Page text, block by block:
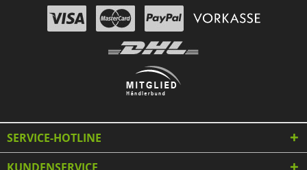
SERVICE-HOTLINE
KUNDENSERVICE